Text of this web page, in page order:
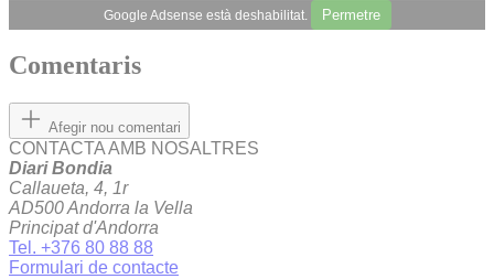
Google Adsense està deshabilitat. Permetre
Comentaris
Afegir nou comentari
CONTACTA AMB NOSALTRES
Diari Bondia
Callaueta, 4, 1r
AD500 Andorra la Vella
Principat d'Andorra
Tel. +376 80 88 88
Formulari de contacte